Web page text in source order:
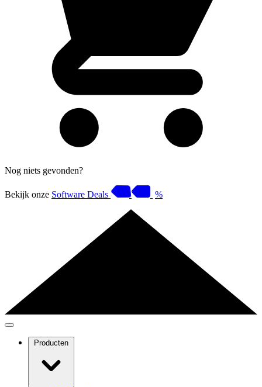
Nog niets gevonden?
Bekijk onze Software Deals %
Producten